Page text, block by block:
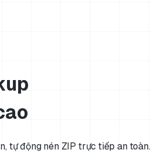
tự động nén ZIP trực tiếp an toàn.